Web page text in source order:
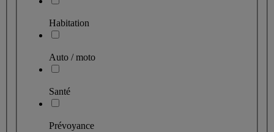
Habitation
Auto / moto
Santé
Prévoyance